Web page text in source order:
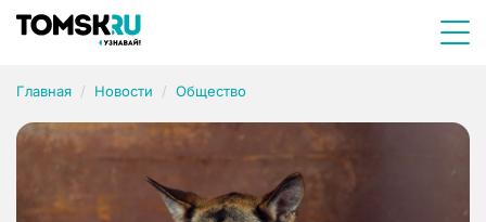
Главная Новости Общество